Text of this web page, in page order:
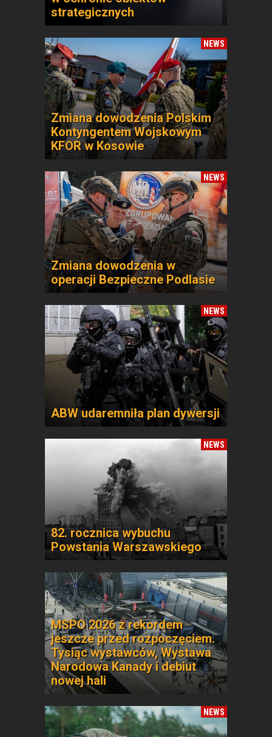
strategicznych
NEWS
Zmiana dowodzenia Polskim
Kontyngentem Wojskowym
KFOR w Kosowie
NEWS
Zmiana dowodzenia w
operacji Bezpieczne Podlasie
NEWS
ABW udaremniła plan dywersji
NEWS
82. rocznica wybuchu
Powstania Warszawskiego
MSPO 2026 z rekordem
jeszcze przed rozpoczęciem.
Tysiąc wystawców, Wystawa
Narodowa Kanady i debiut
nowej hali
NEWS